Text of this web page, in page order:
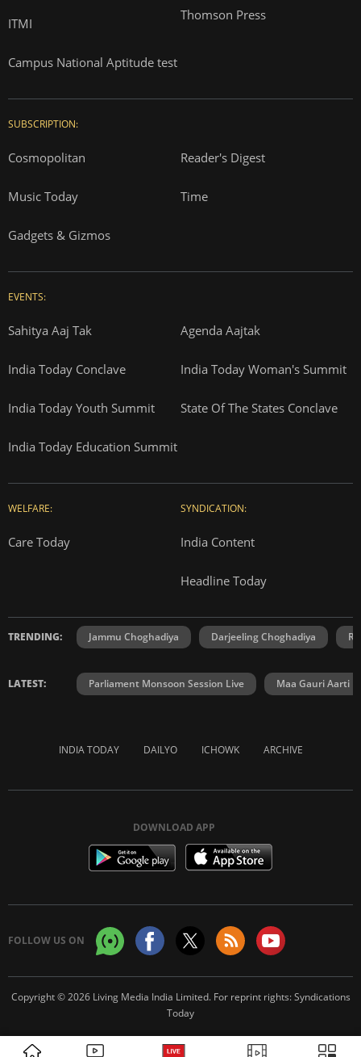
ITMI
Campus National Aptitude test
Thomson Press
SUBSCRIPTION:
Cosmopolitan Reader's Digest
Music Today Time
Gadgets & Gizmos
EVENTS:
Sahitya Aaj Tak Agenda Aajtak
India Today Conclave India Today Woman's Summit
India Today Youth Summit State Of The States Conclave
India Today Education Summit
WELFARE:
Care Today
SYNDICATION:
India Content
Headline Today
TRENDING: Jammu Choghadiya Darjeeling Choghadiya
LATEST: Parliament Monsoon Session Live Maa Gauri Aarti
INDIA TODAY DAILYO ICHOWK ARCHIVE
DOWNLOAD APP
FOLLOW US ON
Copyright © 2026 Living Media India Limited. For reprint rights:Syndications
Today